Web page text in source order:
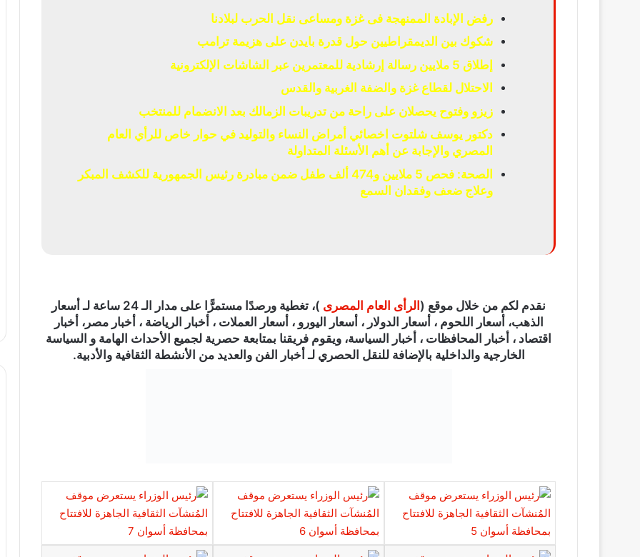
رفض الإبادة الممنهجة فى غزة ومساعى نقل الحرب لبلادنا
شكوك بين الديمقراطيين حول قدرة بايدن على هزيمة ترامب
إطلاق 5 ملايين رسالة إرشادية للمعتمرين عبر الشاشات الإلكترونية
الاحتلال لقطاع غزة والضفة الغربية والقدس
زيزو وفتوح يحصلان على راحة من تدريبات الزمالك بعد الانضمام للمنتخب
دكتور يوسف شلتوت اخصائي أمراض النساء والتوليد في حوار خاص للرأي العام
المصري والإجابة عن أهم الأسئلة المتداولة
الصحة: فحص 5 ملايين و474 ألف طفل ضمن مبادرة رئيس الجمهورية للكشف المبكر
وعلاج ضعف وفقدان السمع
نقدم لكم من خلال موقع (الرأى العام المصرى
)، تغطية ورصدًا مستمرًّا على مدار الـ 24 ساعة لـ أسعار
الذهب، أسعار اللحوم ، أسعار الدولار ، أسعار اليورو ، أسعار العملات ، أخبار الرياضة ، أخبار مصر، أخبار
اقتصاد ، أخبار المحافظات ، أخبار السياسة، ويقوم فريقنا بمتابعة حصرية لجميع الأحداث الهامة و السياسة
الخارجية والداخلية بالإضافة للنقل الحصري لـ أخبار الفن والعديد من الأنشطة الثقافية والأدبية.